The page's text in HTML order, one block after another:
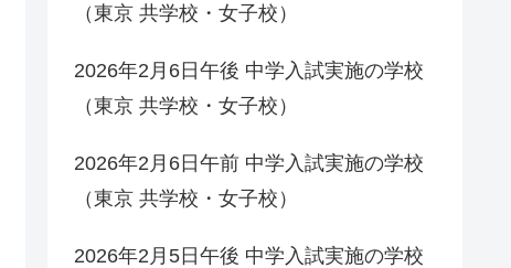
（東京 共学校・女子校）
2026年2月6日午後 中学入試実施の学校
（東京 共学校・女子校）
2026年2月6日午前 中学入試実施の学校
（東京 共学校・女子校）
2026年2月5日午後 中学入試実施の学校